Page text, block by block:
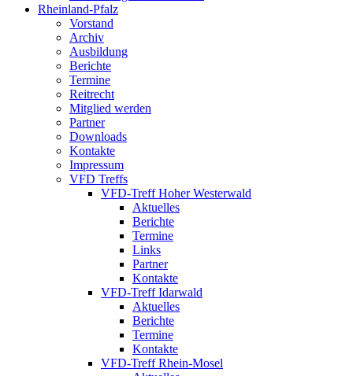
Rheinland-Pfalz
Vorstand
Archiv
Ausbildung
Berichte
Termine
Reitrecht
Mitglied werden
Partner
Downloads
Kontakte
Impressum
VFD Treffs
VFD-Treff Hoher Westerwald
Aktuelles
Berichte
Termine
Links
Partner
Kontakte
VFD-Treff Idarwald
Aktuelles
Berichte
Termine
Kontakte
VFD-Treff Rhein-Mosel